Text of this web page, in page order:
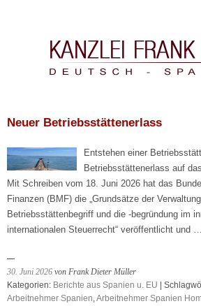
Neuer Betriebsstättenerlass
Entstehen einer
Betriebsstättenerlass auf
Mit Schreiben vom 18. Juni 2026 hat das
Finanzen (BMF) die „Grundsätze der
Betriebsstättenbegriff und die -begründung im
internationalen Steuerrecht“ veröffentlicht und …
30. Juni 2026 von Frank Dieter Müller
Kategorien: Berichte aus Spanien u. EU |
Arbeitnehmer Spanien,Arbeitnehmer Spanien